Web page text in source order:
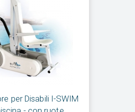
per Disabili I-SWIM